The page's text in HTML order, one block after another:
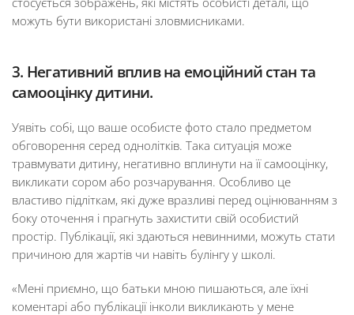
можуть бути використані зловмисниками.
3. Негативний вплив на емоційний стан та
самооцінку дитини.
Уявіть собі, що ваше особисте фото стало предметом
обговорення серед однолітків. Така ситуація може
травмувати дитину, негативно вплинути на її самооцінку,
викликати сором або розчарування. Особливо це
властиво підліткам, які дуже вразливі перед оцінюванням з
боку оточення і прагнуть захистити свій особистий
простір. Публікації, які здаються невинними, можуть стати
причиною для жартів чи навіть булінгу у школі.
«Мені приємно, що батьки мною пишаються, але їхні
коментарі або публікації інколи викликають у мене